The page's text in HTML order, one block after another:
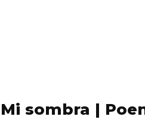
Mi sombra |